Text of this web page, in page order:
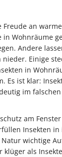
an
Wohnräume
Andere
Einige
in
Es ist klar:
im
am
Insekten
wichtige
klüger als